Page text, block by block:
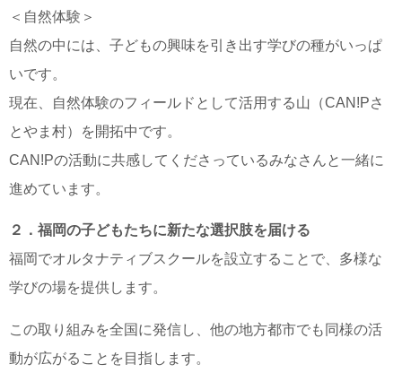
＜自然体験＞
自然の中には、子どもの興味を引き出す学びの種がいっぱ
いです。
現在、自然体験のフィールドとして活用する山（CAN!Pさ
とやま村）を開拓中です。
CAN!Pの活動に共感してくださっているみなさんと一緒に
進めています。
２．福岡の子どもたちに新たな選択肢を届ける
福岡でオルタナティブスクールを設立することで、多様な
学びの場を提供します。
この取り組みを全国に発信し、他の地方都市でも同様の活
動が広がることを目指します。